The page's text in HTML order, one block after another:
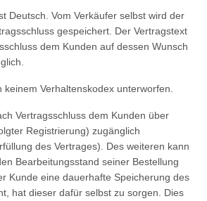
Deutsch. Vom Verkäufer selbst wird der
gespeichert. Der Vertragstext
dem Kunden auf dessen Wunsch
keinem Verhaltenskodex unterworfen.
Vertragsschluss dem Kunden über
Registrierung) zugänglich
des Vertrages). Des weiteren kann
Bearbeitungsstand seiner Bestellung
Kunde eine dauerhafte Speicherung des
hat dieser dafür selbst zu sorgen. Dies